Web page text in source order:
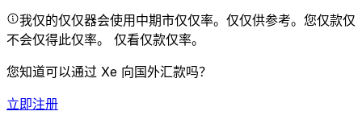
我仅的仅仅器会使用中期市仅仅率。仅仅供参考。您仅款仅
不会仅得此仅率。 仅看仅款仅率。
您知道可以通过 Xe 向国外汇款吗？
立即注册